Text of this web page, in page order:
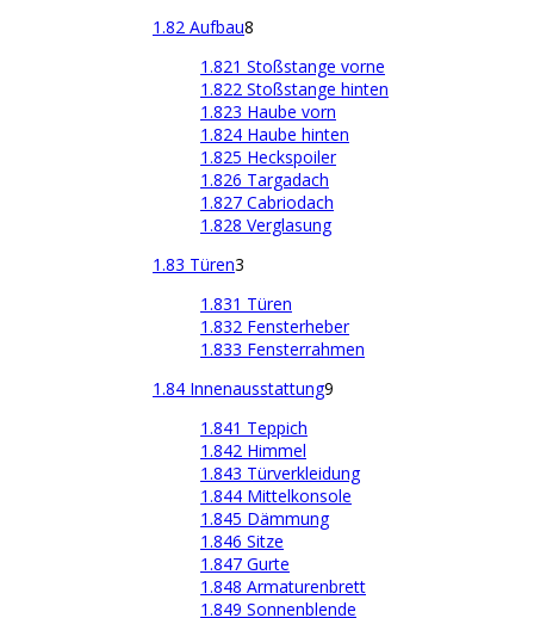
1.82 Aufbau8
1.821 Stoßstange vorne
1.822 Stoßstange hinten
1.823 Haube vorn
1.824 Haube hinten
1.825 Heckspoiler
1.826 Targadach
1.827 Cabriodach
1.828 Verglasung
1.83 Türen3
1.831 Türen
1.832 Fensterheber
1.833 Fensterrahmen
1.84 Innenausstattung9
1.841 Teppich
1.842 Himmel
1.843 Türverkleidung
1.844 Mittelkonsole
1.845 Dämmung
1.846 Sitze
1.847 Gurte
1.848 Armaturenbrett
1.849 Sonnenblende